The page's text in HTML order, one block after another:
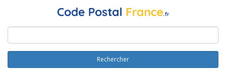
Rechercher